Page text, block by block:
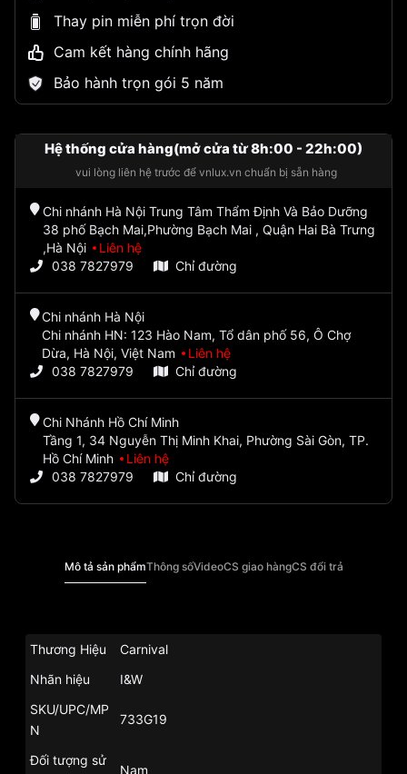
Thay pin miễn phí trọn đời
Cam kết hàng chính hãng
Bảo hành trọn gói 5 năm
Hệ thống cửa hàng(mở cửa từ 8h:00 - 22h:00)
vui lòng liên hệ trước để vnlux.vn chuẩn bị sẵn hàng
Chi nhánh Hà Nội Trung Tâm Thẩm Định Và Bảo Dưỡng
38 phố Bạch Mai,Phường Bạch Mai , Quận Hai Bà Trưng
,Hà Nội
Liên hệ
038 7827979
Chỉ đường
Chi nhánh Hà Nội
Chi nhánh HN: 123 Hào Nam, Tổ dân phố 56, Ô Chợ
Dừa, Hà Nội, Việt Nam
Liên hệ
038 7827979
Chỉ đường
Chi Nhánh Hồ Chí Minh
Tầng 1, 34 Nguyễn Thị Minh Khai, Phường Sài Gòn, TP.
Hồ Chí Minh
Liên hệ
038 7827979
Chỉ đường
Mô tả sản phẩmThông sốVideoCS giao hàngCS đổi trả
Thương Hiệu
Carnival
Nhãn hiệu
I&W
SKU/UPC/MP
N
733G19
Đối tượng sử
Nam